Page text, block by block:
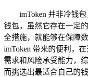
imToken 并非冷钱
钱包，虽然它存在一定
全措施，就能够在保障
imToken 带来的便利，
需求和风险承受能力，
而挑选出最适合自己的